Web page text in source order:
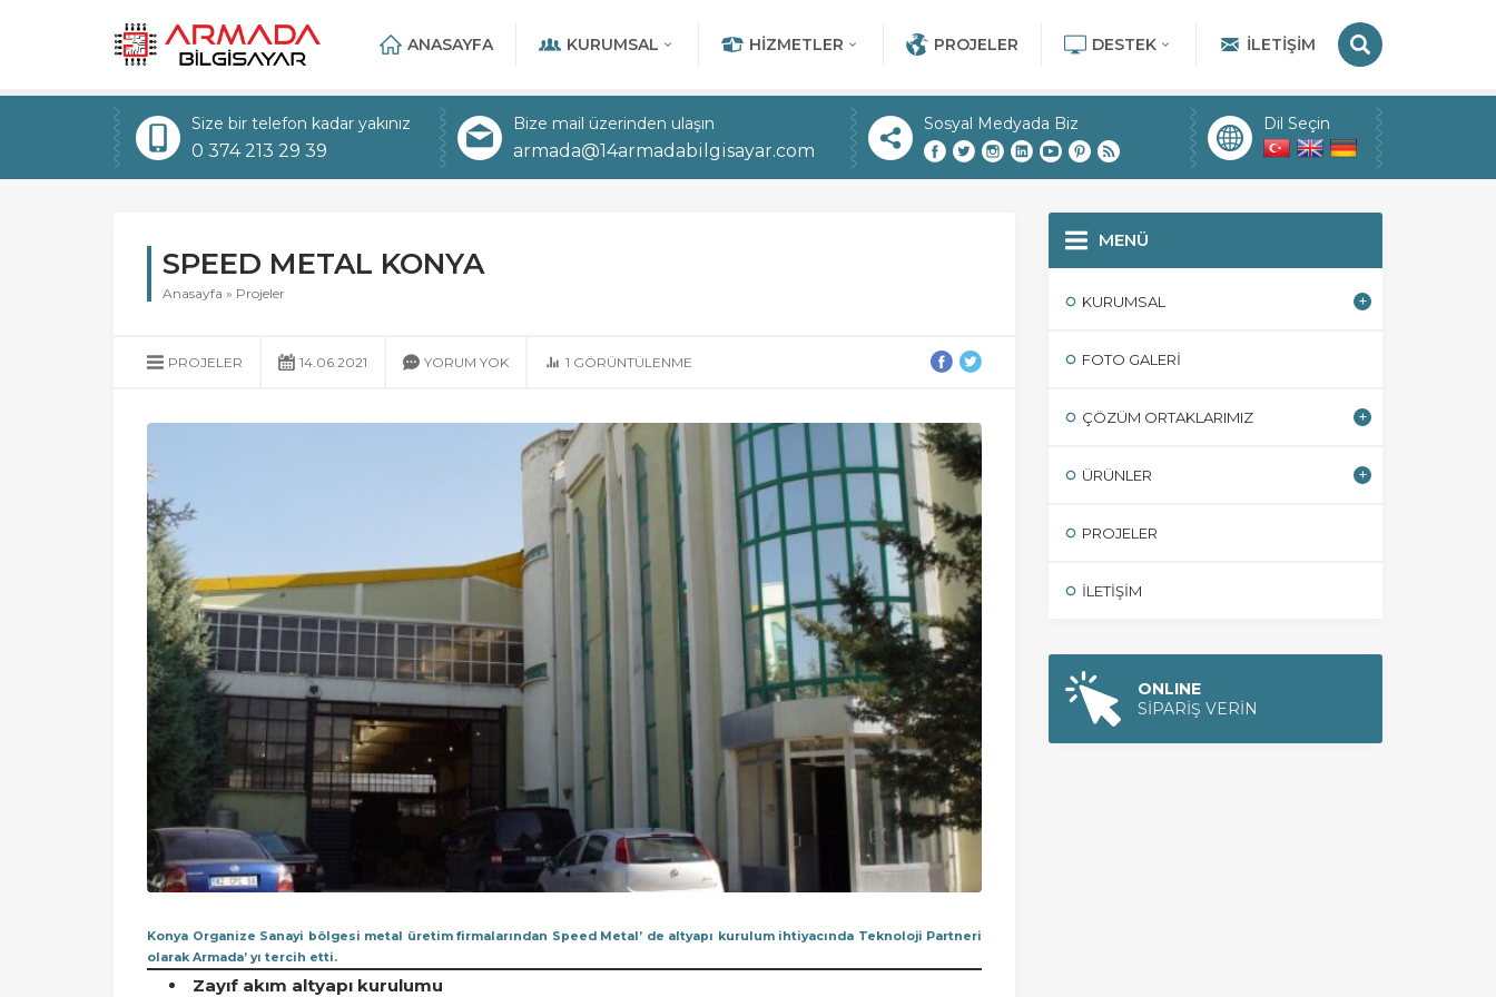
ANASAYFA KURUMSAL HIZMETLER PROJELER DESTEK İLETIŞIM
Size bir telefon kadar yakınız
0 374 213 29 39
Bize mail üzerinden ulaşın
armada@14armadabilgisayar.com
Sosyal Medyada Biz Dil Seçin
SPEED METAL KONYA
Anasayfa » Projeler
PROJELER 14.06.2021 YORUM YOK 1 GÖRÜNTÜLENME
Konya Organize Sanayi bölgesi metal üretim firmalarından Speed Metal’ de altyapı kurulum ihtiyacında Teknoloji Partneri
olarak Armada’ yı tercih etti.
Zayıf akım altyapı kurulumu
MENÜ
KURUMSAL
FOTO GALERI
ÇÖZÜM ORTAKLARIMIZ
ÜRÜNLER
PROJELER
İLETIŞIM
ONLINE
SİPARİŞ VERİN